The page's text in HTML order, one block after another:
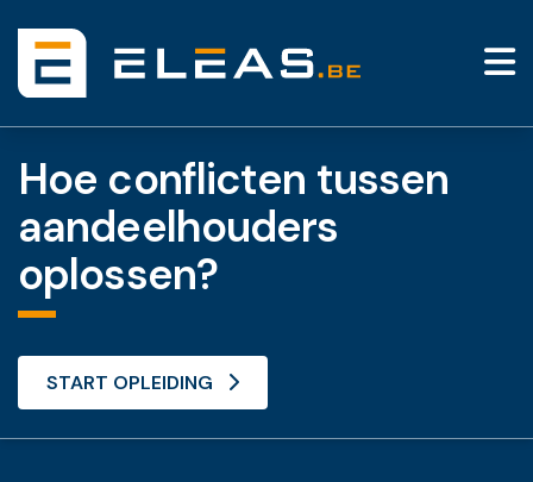
Hoe conflicten tussen
aandeelhouders
oplossen?
START OPLEIDING